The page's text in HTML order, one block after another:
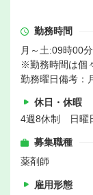
勤務時間
月～土:09時00
※勤務時間は個
勤務曜日備考：
休日・休暇
4週8休制 日
募集職種
薬剤師
雇用形態